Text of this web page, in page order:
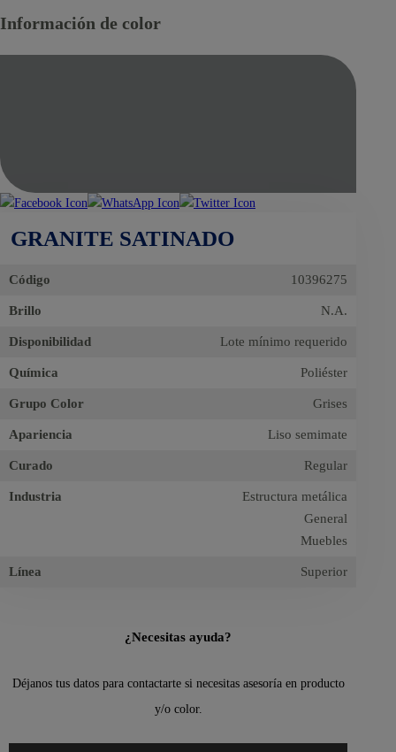
Información de color
GRANITE SATINADO
Código 10396275
Brillo N.A.
Disponibilidad Lote mínimo requerido
Química Poliéster
Grupo Color Grises
Apariencia Liso semimate
Curado Regular
Industria
Estructura metálica
General
Muebles
Línea Superior
¿Necesitas ayuda?
Déjanos tus datos para contactarte si necesitas asesoría en producto
y/o color.